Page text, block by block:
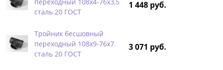
сталь 20 ГОСТ
1 448 руб.
Тройник бесшовный
переходный 108х9-76х7
сталь 20 ГОСТ
3 071 руб.